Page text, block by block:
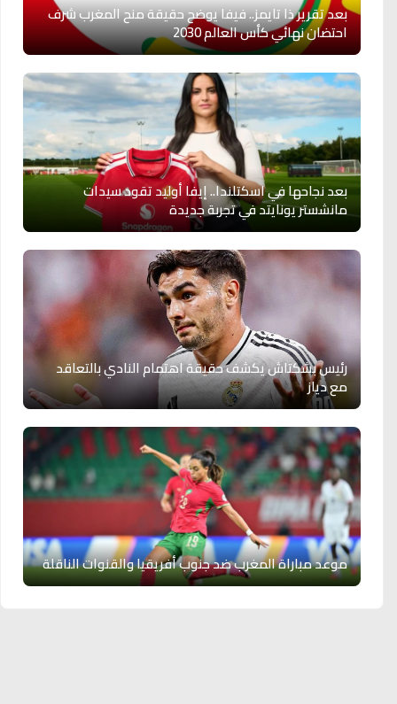
بعد تقرير ذا تايمز.. فيفا يوضح حقيقة منح المغرب شرف
احتضان نهائي كأس العالم 2030
بعد نجاحها في اسكتلندا.. إيفا أوليد تقود سيدات
مانشستر يونايتد في تجربة جديدة
رئيس بشكتاش يكشف حقيقة اهتمام النادي بالتعاقد
مع دياز
موعد مباراة المغرب ضد جنوب أفريقيا والقنوات الناقلة